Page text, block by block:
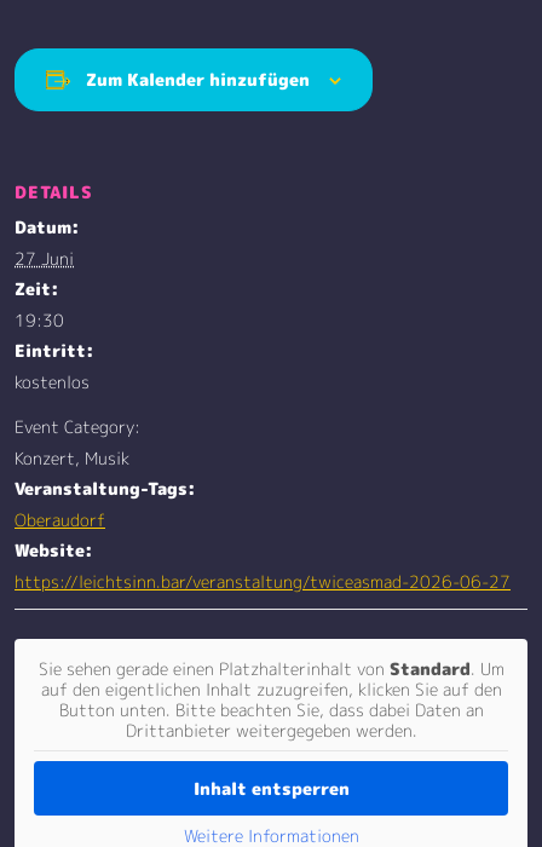
Zum Kalender hinzufügen
DETAILS
Datum:
27 Juni
Zeit:
19:30
Eintritt:
kostenlos
Event Category:
Konzert, Musik
Veranstaltung-Tags:
Oberaudorf
Website:
https://leichtsinn.bar/veranstaltung/twiceasmad-2026-06-27
Sie sehen gerade einen Platzhalterinhalt von Standard. Um
auf den eigentlichen Inhalt zuzugreifen, klicken Sie auf den
Button unten. Bitte beachten Sie, dass dabei Daten an
Drittanbieter weitergegeben werden.
Inhalt entsperren
Weitere Informationen